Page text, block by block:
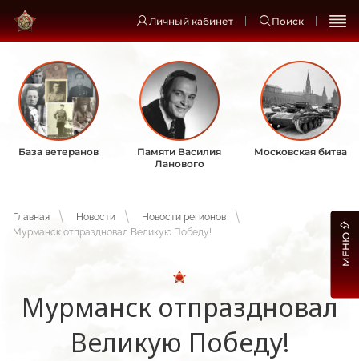
Личный кабинет Поиск
База ветеранов
Памяти Василия
Ланового
Московская битва
Главная Новости
Новости регионов
Мурманск отпраздновал Великую Победу!
Мурманск отпраздновал
Великую Победу!
МЕНЮ